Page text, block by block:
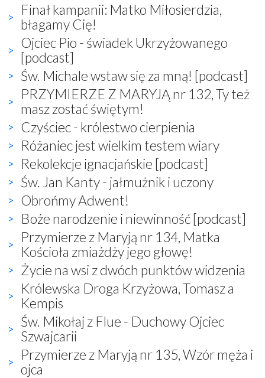
Finał kampanii: Matko Miłosierdzia,
błagamy Cię!
Ojciec Pio - świadek Ukrzyżowanego
[podcast]
Św. Michale wstaw się za mną! [podcast]
PRZYMIERZE Z MARYJĄ nr 132, Ty też
masz zostać świętym!
Czyściec - królestwo cierpienia
Różaniec jest wielkim testem wiary
Rekolekcje ignacjańskie [podcast]
Św. Jan Kanty - jałmużnik i uczony
Obrońmy Adwent!
Boże narodzenie i niewinność [podcast]
Przymierze z Maryją nr 134, Matka
Kościoła zmiażdży jego głowę!
Życie na wsi z dwóch punktów widzenia
Królewska Droga Krzyżowa, Tomasz a
Kempis
Św. Mikołaj z Flue - Duchowy Ojciec
Szwajcarii
Przymierze z Maryją nr 135, Wzór męża i
ojca